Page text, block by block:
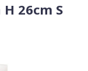
26cm S